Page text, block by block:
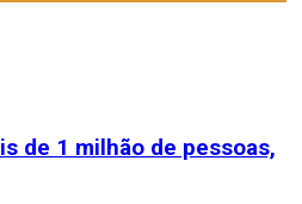
de 1 milhão de pessoas,